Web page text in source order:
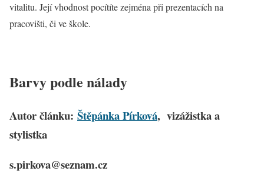
vitalitu. Její vhodnost pocítíte zejména při prezentacích na
pracovišti, či ve škole.
Barvy podle nálady
Autor článku: Štěpánka Pírková, vizážistka a
stylistka
s.pirkova@seznam.cz